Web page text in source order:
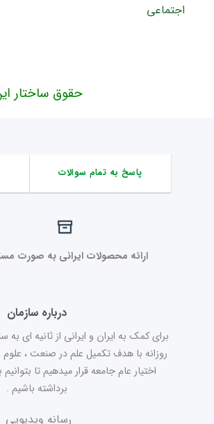
حقوق ساختار
پاسخ به تمام سوالات
ارائه محصولات ایرانی به صورت
درباره سازمان
برای کمک به ایران و ایرانی از ثانیه ای
روزانه با هدف تکمیل علم در صنعت ، علوم
اختیار عام جامعه قرار میدهیم تا
برداشته باشیم .
رسانه ویدیویی